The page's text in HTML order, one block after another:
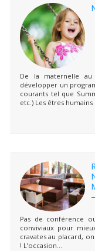
De la maternelle
développer un
courants tel que
etc.) Les êtres
Pas de conférence
conviviaux pour
cravates au placard,
! L’occasion...